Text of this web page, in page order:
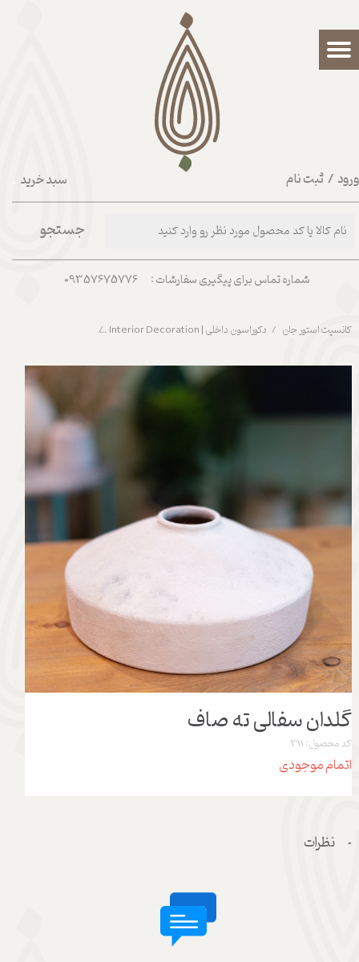
سبد خرید / ثبت نام
حساب کاربری من
تغییر گذر واژه
شماره تماس برای پیگیری سفارشات : 09357675776
جستجو
کانسپت استور جان دکوراسون داخلی | Interior Decoration
گلدان سفالی ته صاف
کد محصول: 311
اتمام موجودی
نظرات